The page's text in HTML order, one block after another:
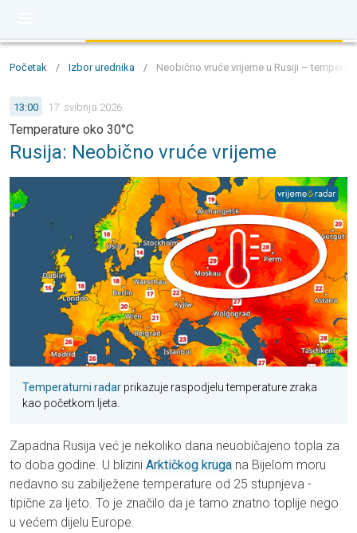
Početak / Izbor urednika / Neobično vruće vrijeme u Rusiji –
13:00 17. svibnja 2026.
Temperature oko 30°C
Rusija: Neobično vruće vrijeme
Temperaturni radar prikazuje raspodjelu temperature zraka
kao početkom ljeta.
Zapadna Rusija već je nekoliko dana neuobičajeno topla za
to doba godine. U blizini Arktičkog kruga na Bijelom moru
nedavno su zabilježene temperature od 25 stupnjeva -
tipične za ljeto. To je značilo da je tamo znatno toplije nego
u većem dijelu Europe.